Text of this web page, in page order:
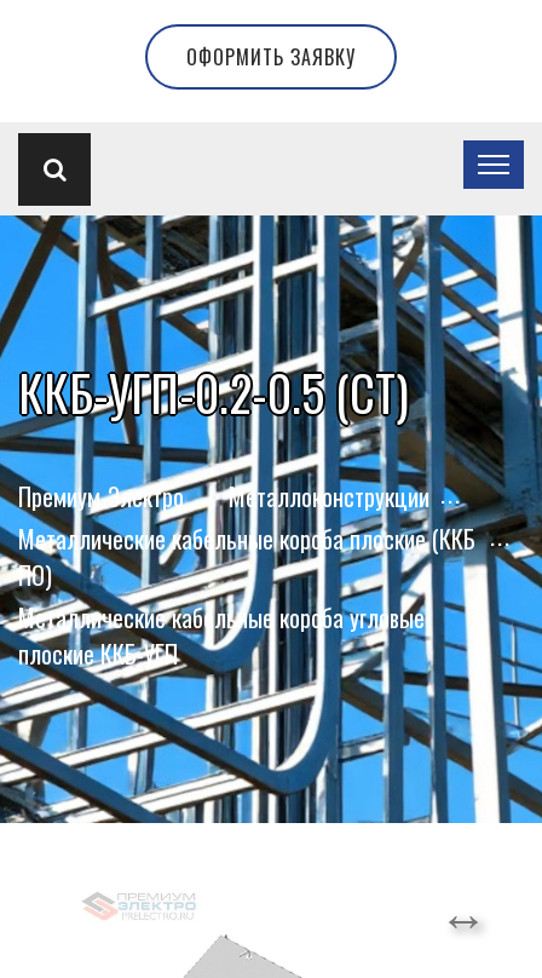
ОФОРМИТЬ ЗАЯВКУ
ККБ-УГП-0.2-0.5 (СТ)
Премиум-Электро
Металлоконструкции
Металлические кабельные короба плоские (ККБ
ПО)
Металлические кабельные короба угловые
плоские ККБ-УГП